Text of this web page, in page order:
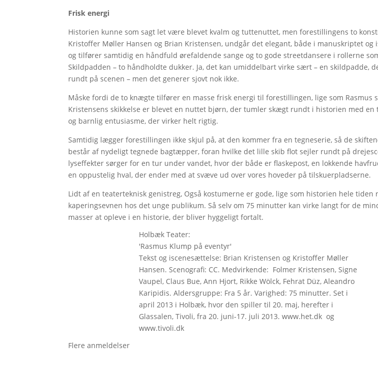
Frisk energi
Historien kunne som sagt let være blevet kvalm og tuttenuttet, men forestillingens to
Kristoffer Møller Hansen og Brian Kristensen, undgår det elegant, både i manuskriptet og
og tilfører samtidig en håndfuld ørefaldende sange og to gode streetdansere i rollerne
Skildpadden – to håndholdte dukker. Ja, det kan umiddelbart virke sært – en skildpadde,
rundt på scenen – men det generer sjovt nok ikke.
Måske fordi de to knægte tilfører en masse frisk energi til forestillingen, lige som Rasmus
Kristensens skikkelse er blevet en nuttet bjørn, der tumler skægt rundt i historien med en
og barnlig entusiasme, der virker helt rigtig.
Samtidig lægger forestillingen ikke skjul på, at den kommer fra en tegneserie, så de
består af nydeligt tegnede bagtæpper, foran hvilke det lille skib flot sejler rundt på
lyseffekter sørger for en tur under vandet, hvor der både er flaskepost, en lokkende
en oppustelig hval, der ender med at svæve ud over vores hoveder på tilskuerpladserne.
Lidt af en teaterteknisk genistreg, Også kostumerne er gode, lige som historien hele tiden
kaperingsevnen hos det unge publikum. Så selv om 75 minutter kan virke langt for de
masser at opleve i en historie, der bliver hyggeligt fortalt.
Holbæk Teater:
'Rasmus Klump på eventyr'
Tekst og iscenesættelse: Brian Kristensen og Kristoffer Møller
Hansen. Scenografi: CC. Medvirkende: Folmer Kristensen, Signe
Vaupel, Claus Bue, Ann Hjort, Rikke Wölck, Fehrat Düz, Aleandro
Karipidis. Aldersgruppe: Fra 5 år. Varighed: 75 minutter. Set i
april 2013 i Holbæk, hvor den spiller til 20. maj, herefter i
Glassalen, Tivoli, fra 20. juni-17. juli 2013. www.het.dk og
www.tivoli.dk
Flere anmeldelser